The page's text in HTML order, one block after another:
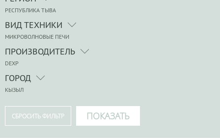
РЕСПУБЛИКА ТЫВА
ВИД ТЕХНИКИ
МИКРОВОЛНОВЫЕ ПЕЧИ
ПРОИЗВОДИТЕЛЬ
DEXP
ГОРОД
КЫЗЫЛ